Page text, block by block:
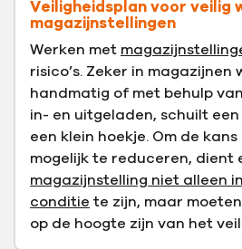
Veiligheidsplan voor veilig
magazijnstellingen
Werken met
risico’s. Zeker in magazijnen
handmatig of met behulp
in- en uitgeladen, schuilt
een klein hoekje. Om de kans
mogelijk te reduceren, dient
magazijnstelling niet alleen
conditie te zijn, maar
op de hoogte zijn van het